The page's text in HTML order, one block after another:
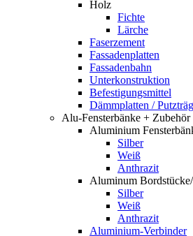
Holz
Fichte
Lärche
Faserzement
Fassadenplatten
Fassadenbahn
Unterkonstruktion
Befestigungsmittel
Dämmplatten /
Alu-Fensterbänke + Zubehör
Aluminium
Silber
Weiß
Anthrazit
Aluminum
Silber
Weiß
Anthrazit
Aluminium-Verbinder